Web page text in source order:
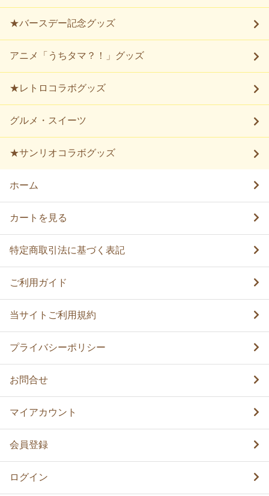
★バースデー記念グッズ
アニメ「うちタマ？！」グッズ
★レトロコラボグッズ
グルメ・スイーツ
★サンリオコラボグッズ
ホーム
カートを見る
特定商取引法に基づく表記
ご利用ガイド
当サイトご利用規約
プライバシーポリシー
お問合せ
マイアカウント
会員登録
ログイン